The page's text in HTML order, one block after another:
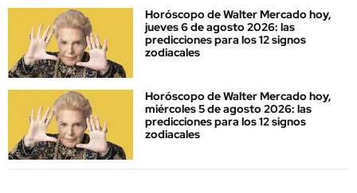
Horóscopo de Walter Mercado hoy,
jueves 6 de agosto 2026: las
predicciones para los 12 signos
zodiacales
Horóscopo de Walter Mercado hoy,
miércoles 5 de agosto 2026: las
predicciones para los 12 signos
zodiacales